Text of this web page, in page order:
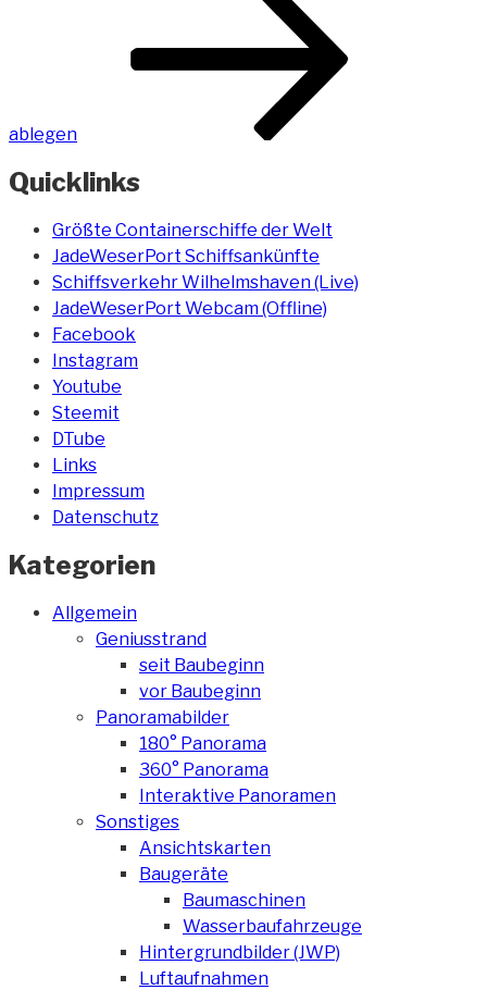
ablegen
Quicklinks
Größte Containerschiffe der Welt
JadeWeserPort Schiffsankünfte
Schiffsverkehr Wilhelmshaven (Live)
JadeWeserPort Webcam (Offline)
Facebook
Instagram
Youtube
Steemit
DTube
Links
Impressum
Datenschutz
Kategorien
Allgemein
Geniusstrand
seit Baubeginn
vor Baubeginn
Panoramabilder
180° Panorama
360° Panorama
Interaktive Panoramen
Sonstiges
Ansichtskarten
Baugeräte
Baumaschinen
Wasserbaufahrzeuge
Hintergrundbilder (JWP)
Luftaufnahmen